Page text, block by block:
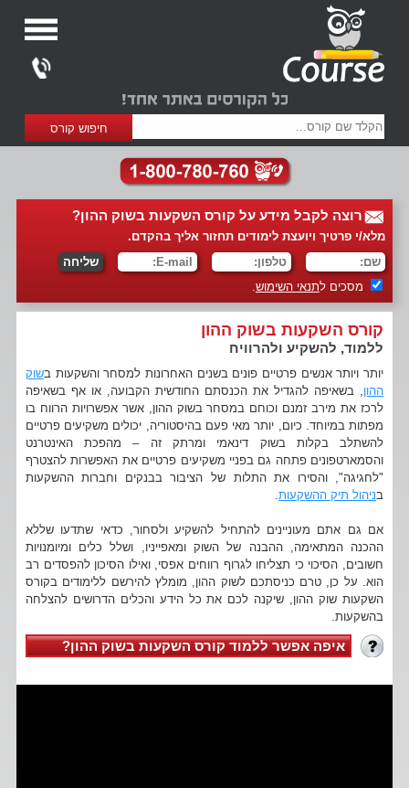
רוצה לקבל מידע על קורס השקעות בשוק ההון?
מלא/י פרטיך ויועצת לימודים תחזור אליך בהקדם.
מסכים לתנאי השימוש.
קורס השקעות בשוק ההון
ללמוד, להשקיע ולהרוויח
יותר ויותר אנשים פרטיים פונים בשנים האחרונות למסחר והשקעות בשוק
ההון, בשאיפה להגדיל את הכנסתם החודשית הקבועה, או אף בשאיפה
לרכז את מירב זמנם וכוחם במסחר בשוק ההון, אשר אפשרויות הרווח בו
מפתות במיוחד. כיום, יותר מאי פעם בהיסטוריה, יכולים משקיעים פרטיים
להשתלב בקלות בשוק דינאמי ומרתק זה – מהפכת האינטרנט
והסמארטפונים פתחה גם בפניי משקיעים פרטיים את האפשרות להצטרף
"לחגיגה", והסירו את התלות של הציבור בבנקים וחברות ההשקעות
בניהול תיק ההשקעות.
אם גם אתם מעוניינים להתחיל להשקיע ולסחור, כדאי שתדעו שללא
ההכנה המתאימה, ההבנה של השוק ומאפייניו, ושלל כלים ומיומנויות
חשובים, הסיכוי כי תצליחו לגרוף רווחים אפסי, ואילו הסיכון להפסדים רב
הוא. על כן, טרם כניסתכם לשוק ההון, מומלץ להירשם ללימודים בקורס
השקעות שוק ההון, שיקנה לכם את כל הידע והכלים הדרושים להצלחה
בהשקעות.
איפה אפשר ללמוד קורס השקעות בשוק ההון?